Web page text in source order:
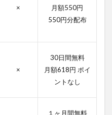
×
月額550円
550円分配布
×
30日間無料
月額618円 ポイ
ントなし
１ヶ月間無料